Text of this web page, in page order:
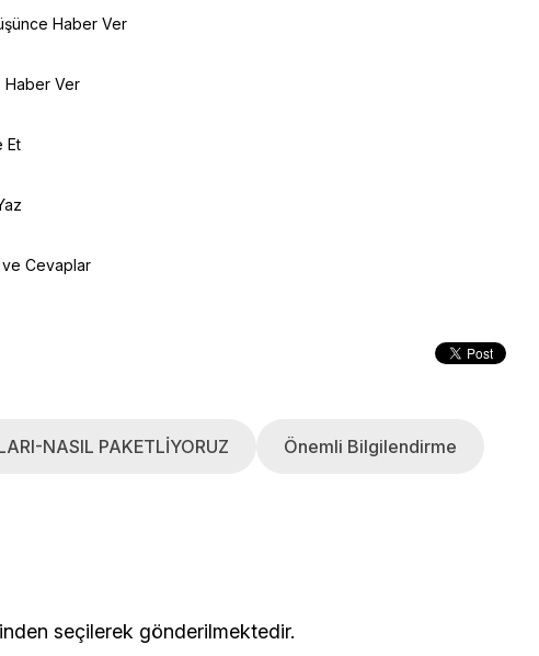
Haber Ver
Haber Ver
Et
Cevaplar
NASIL PAKETLİYORUZ Önemli Bilgilendirme
içerisinden seçilerek gönderilmektedir.